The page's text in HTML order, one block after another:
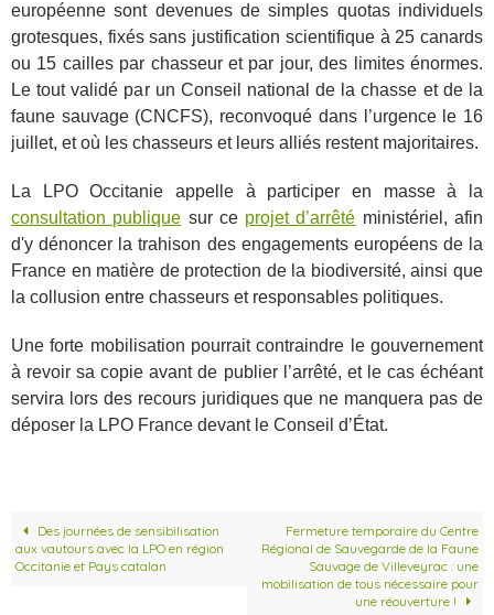
européenne sont devenues de simples quotas individuels
grotesques, fixés sans justification scientifique à 25 canards
ou 15 cailles par chasseur et par jour, des limites énormes.
Le tout validé par un Conseil national de la chasse et de la
faune sauvage (CNCFS), reconvoqué dans l’urgence le 16
juillet, et où les chasseurs et leurs alliés restent majoritaires.
La LPO Occitanie appelle à participer en masse à la
consultation publique sur ce projet d’arrêté ministériel, afin
d'y dénoncer la trahison des engagements européens de la
France en matière de protection de la biodiversité, ainsi que
la collusion entre chasseurs et responsables politiques.
Une forte mobilisation pourrait contraindre le gouvernement
à revoir sa copie avant de publier l’arrêté, et le cas échéant
servira lors des recours juridiques que ne manquera pas de
déposer la LPO France devant le Conseil d’État.
Des journées de sensibilisation
aux vautours avec la LPO en région
Occitanie et Pays catalan
Fermeture temporaire du Centre
Régional de Sauvegarde de la Faune
Sauvage de Villeveyrac : une
mobilisation de tous nécessaire pour
une réouverture !